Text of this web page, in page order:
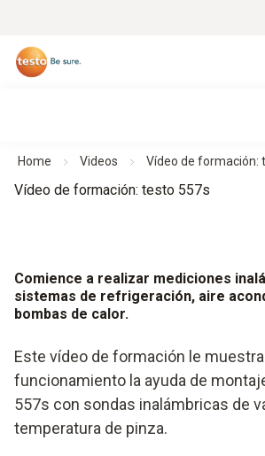
Home Videos Vídeo de formación:
Vídeo de formación: testo 557s
Comience a realizar mediciones
sistemas de refrigeración, aire
bombas de calor.
Este vídeo de formación le
funcionamiento la ayuda de
557s con sondas inalámbricas de
temperatura de pinza.